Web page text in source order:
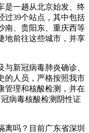
是一趟从北京始发、终
过39个站点，其中包括
南、贵阳东、重庆西等
地前往这些城市，并享
新冠病毒肺炎确诊、
的人员，严格按照我市
管理和核酸检测，并在
病毒核酸检测阴性证
离吗？目前广东省深圳